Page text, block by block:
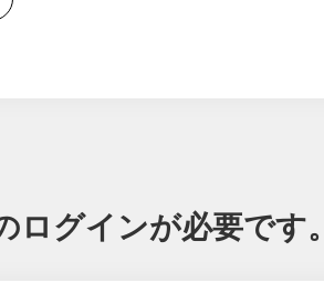
ログインが必要です。